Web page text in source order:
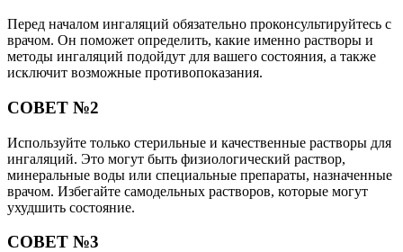
Перед началом ингаляций обязательно проконсультируйтесь с
врачом. Он поможет определить, какие именно растворы и
методы ингаляций подойдут для вашего состояния, а также
исключит возможные противопоказания.
СОВЕТ №2
Используйте только стерильные и качественные растворы для
ингаляций. Это могут быть физиологический раствор,
минеральные воды или специальные препараты, назначенные
врачом. Избегайте самодельных растворов, которые могут
ухудшить состояние.
СОВЕТ №3